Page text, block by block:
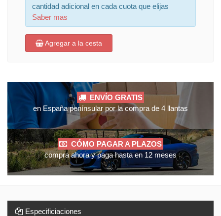
cantidad adicional en cada cuota que elijas
Saber mas
Agregar a la cesta
ENVÍO GRATIS
en España penínsular por la compra de 4 llantas
CÓMO PAGAR A PLAZOS
compra ahora y paga hasta en 12 meses
Especificiaciones